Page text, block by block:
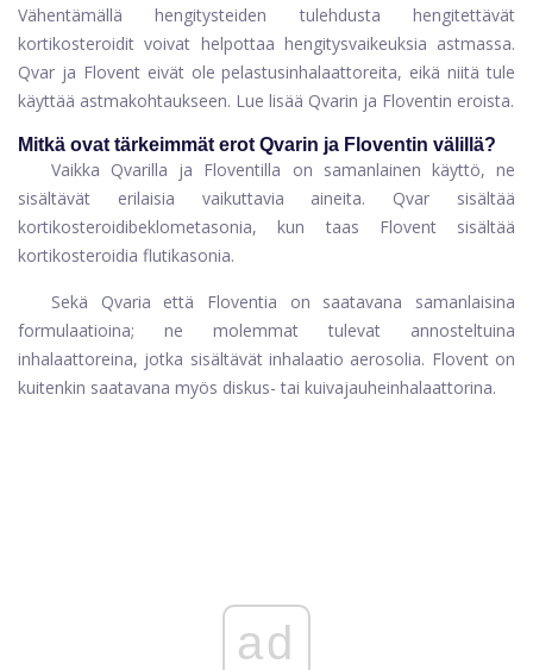
Vähentämällä hengitysteiden tulehdusta hengitettävät
kortikosteroidit voivat helpottaa hengitysvaikeuksia astmassa.
Qvar ja Flovent eivät ole pelastusinhalaattoreita, eikä niitä tule
käyttää astmakohtaukseen. Lue lisää Qvarin ja Floventin eroista.
Mitkä ovat tärkeimmät erot Qvarin ja Floventin välillä?
Vaikka Qvarilla ja Floventilla on samanlainen käyttö, ne
sisältävät erilaisia ​​vaikuttavia aineita. Qvar sisältää
kortikosteroidibeklometasonia, kun taas Flovent sisältää
kortikosteroidia flutikasonia.
Sekä Qvaria että Floventia on saatavana samanlaisina
formulaatioina; ne molemmat tulevat annosteltuina
inhalaattoreina, jotka sisältävät inhalaatio aerosolia. Flovent on
kuitenkin saatavana myös diskus- tai kuivajauheinhalaattorina.
ad